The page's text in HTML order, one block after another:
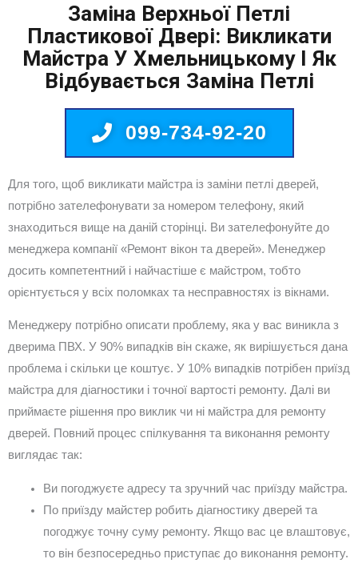
Заміна Верхньої Петлі
Пластикової Двері: Викликати
Майстра У Хмельницькому І Як
Відбувається Заміна Петлі
099-734-92-20
Для того, щоб викликати майстра із заміни петлі дверей,
потрібно зателефонувати за номером телефону, який
знаходиться вище на даній сторінці. Ви зателефонуйте до
менеджера компанії «Ремонт вікон та дверей». Менеджер
досить компетентний і найчастіше є майстром, тобто
орієнтується у всіх поломках та несправностях із вікнами.
Менеджеру потрібно описати проблему, яка у вас виникла з
дверима ПВХ. У 90% випадків він скаже, як вирішується дана
проблема і скільки це коштує. У 10% випадків потрібен приїзд
майстра для діагностики і точної вартості ремонту. Далі ви
приймаєте рішення про виклик чи ні майстра для ремонту
дверей. Повний процес спілкування та виконання ремонту
виглядає так:
Ви погоджуєте адресу та зручний час приїзду майстра.
По приїзду майстер робить діагностику дверей та
погоджує точну суму ремонту. Якщо вас це влаштовує,
то він безпосередньо приступає до виконання ремонту.